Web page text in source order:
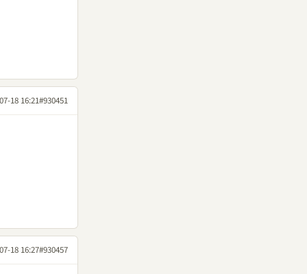
18 16:21#930451
18 16:27#930457